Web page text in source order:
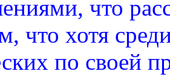
что
что хотя
по своей